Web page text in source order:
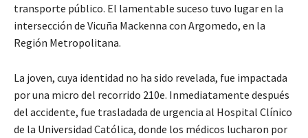
transporte público. El lamentable suceso tuvo lugar en la
intersección de Vicuña Mackenna con Argomedo, en la
Región Metropolitana.
La joven, cuya identidad no ha sido revelada, fue impactada
por una micro del recorrido 210e. Inmediatamente después
del accidente, fue trasladada de urgencia al Hospital Clínico
de la Universidad Católica, donde los médicos lucharon por